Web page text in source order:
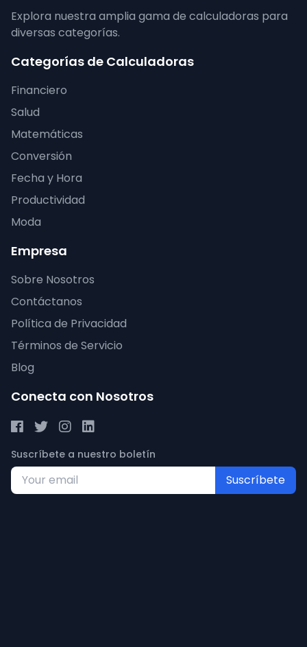
Explora nuestra amplia gama de calculadoras para
diversas categorías.
Categorías de Calculadoras
Financiero
Salud
Matemáticas
Conversión
Fecha y Hora
Productividad
Moda
Empresa
Sobre Nosotros
Contáctanos
Política de Privacidad
Términos de Servicio
Blog
Conecta con Nosotros
Suscríbete a nuestro boletín
Suscríbete